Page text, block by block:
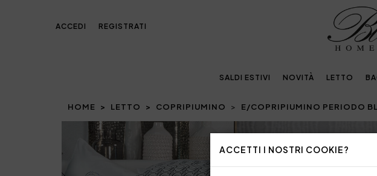
ACCETTI I NOSTRI COOKIE?
ACCEDI REGISTRATI
SALDI ESTIVI NOVITÀ LETTO
HOME LETTO COPRIPIUMINO E/COPRIPIUMINO PERIODO
Prev